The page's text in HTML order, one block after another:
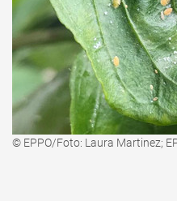
© EPPO/Foto: Laura Martinez;